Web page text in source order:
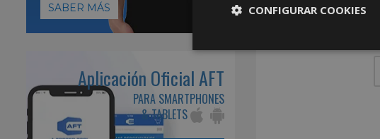
SABER MÁS
Aplicación Oficial AFT
PARA SMARTPHONES
& TABLETS
CONFIGURAR COOKIES